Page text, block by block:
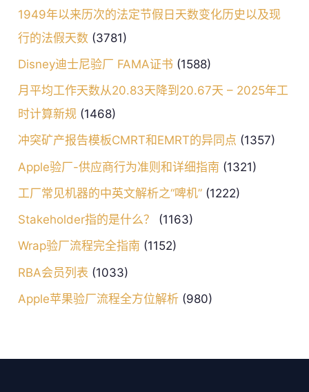
1949年以来历次的法定节假日天数变化历史以及现
行的法假天数 (3781)
Disney迪士尼验厂 FAMA证书 (1588)
月平均工作天数从20.83天降到20.67天 – 2025年工
时计算新规(1468)
冲突矿产报告模板CMRT和EMRT的异同点 (1357)
Apple验厂-供应商行为准则和详细指南 (1321)
工厂常见机器的中英文解析之“啤机”(1222)
Stakeholder指的是什么？
(1163)
Wrap验厂流程完全指南 (1152)
RBA会员列表 (1033)
Apple苹果验厂流程全方位解析(980)